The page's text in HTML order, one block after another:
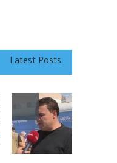
Latest Posts